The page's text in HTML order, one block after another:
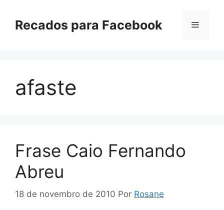
paraRecados para Facebook Menu
afaste
Frase Caio Fernando
Abreu
18 de novembro de 2010 Por Rosane